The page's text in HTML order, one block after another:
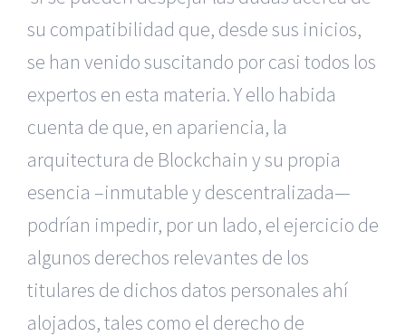
su compatibilidad que, desde sus inicios,
se han venido suscitando por casi todos los
expertos en esta materia. Y ello habida
cuenta de que, en apariencia, la
arquitectura de Blockchain y su propia
esencia –inmutable y descentralizada—
podrían impedir, por un lado, el ejercicio de
algunos derechos relevantes de los
titulares de dichos datos personales ahí
alojados, tales como el derecho de